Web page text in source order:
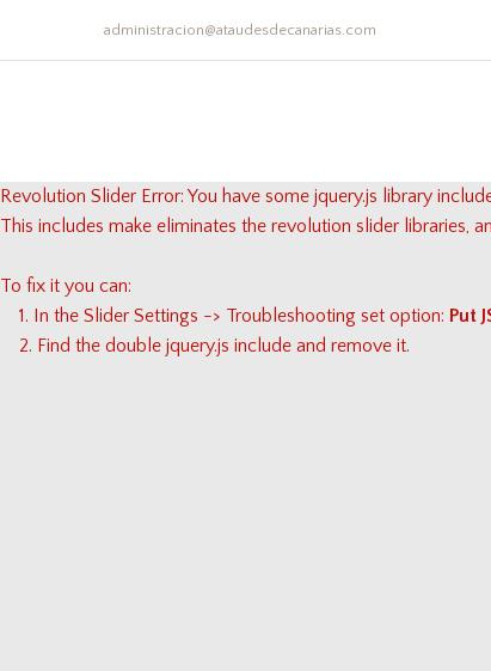
administracion@ataudesdecanarias.com
Revolution Slider Error: You have some jquery.js library
This includes make eliminates the revolution slider libraries,
To fix it you can:
1. In the Slider Settings -> Troubleshooting set option: Put
2. Find the double jquery.js include and remove it.